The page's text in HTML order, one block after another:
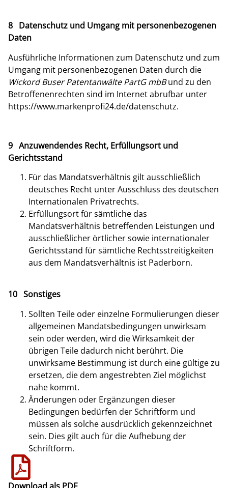
8 Datenschutz und Umgang mit personenbezogenen
Daten
Ausführliche Informationen zum Datenschutz und zum
Umgang mit personenbezogenen Daten durch die
Wickord Buser Patentanwälte PartG mbBund zu den
Betroffenenrechten sind im Internet abrufbar unter
https://www.markenprofi24.de/datenschutz.
9 Anzuwendendes Recht, Erfüllungsort und
Gerichtsstand
Für das Mandatsverhältnis gilt ausschließlich
deutsches Recht unter Ausschluss des deutschen
Internationalen Privatrechts.
Erfüllungsort für sämtliche das
Mandatsverhältnis betreffenden Leistungen und
ausschließlicher örtlicher sowie internationaler
Gerichtsstand für sämtliche Rechtsstreitigkeiten
aus dem Mandatsverhältnis ist Paderborn.
10 Sonstiges
Sollten Teile oder einzelne Formulierungen dieser
allgemeinen Mandatsbedingungen unwirksam
sein oder werden, wird die Wirksamkeit der
übrigen Teile dadurch nicht berührt. Die
unwirksame Bestimmung ist durch eine gültige zu
ersetzen, die dem angestrebten Ziel möglichst
nahe kommt.
Änderungen oder Ergänzungen dieser
Bedingungen bedürfen der Schriftform und
müssen als solche ausdrücklich gekennzeichnet
sein. Dies gilt auch für die Aufhebung der
Schriftform.